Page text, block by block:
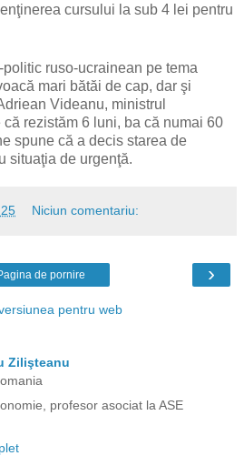
cursului la sub 4 lei pentru
ruso-ucrainean pe tema
mari bătăi de cap, dar şi
Videanu, ministrul
rezistăm 6 luni, ba că numai 60
spune că a decis starea de
situaţia de urgenţă.
Niciun comentariu:
›
de pornire
pentru web
Zilişteanu
profesor asociat la ASE